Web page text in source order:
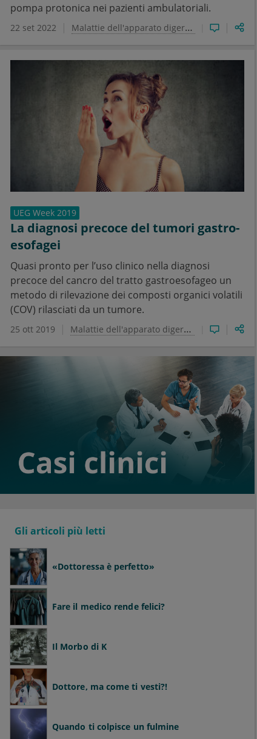
pompa protonica nei pazienti ambulatoriali.
22 set 2022 Malattie dell'apparato digerente Medicina
UEG Week 2019
La diagnosi precoce del tumori gastro-
esofagei
Quasi pronto per l’uso clinico nella diagnosi
precoce del cancro del tratto gastroesofageo un
metodo di rilevazione dei composti organici volatili
(COV) rilasciati da un tumore.
25 ott 2019 Malattie dell'apparato digerente
Gli articoli più letti
«Dottoressa è perfetto»
Fare il medico rende felici?
Il Morbo di K
Dottore, ma come ti vesti?!
Quando ti colpisce un fulmine